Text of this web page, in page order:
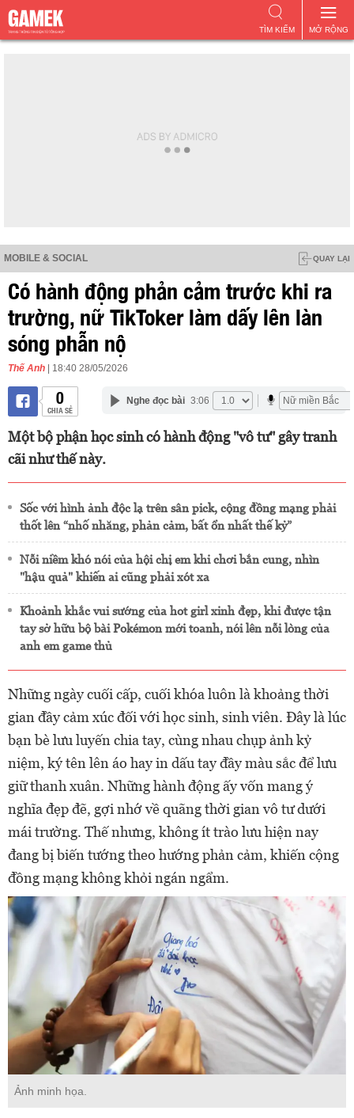
MỞ RỘNG
TÌM KIẾM
MOBILE & SOCIAL QUAY LẠI
Có hành động phản cảm trước khi ra
trường, nữ TikToker làm dấy lên làn
sóng phẫn nộ
Thế Anh | 18:40 28/05/2026
0
CHIA SẺ
Nghe đọc bài 3:06
Một bộ phận học sinh có hành động "vô tư" gây tranh
cãi như thế này.
Sốc với hình ảnh độc lạ trên sân pick, cộng đồng mạng phải
thốt lên “nhố nhăng, phản cảm, bất ổn nhất thế kỷ”
Nỗi niềm khó nói của hội chị em khi chơi bắn cung, nhìn
"hậu quả" khiến ai cũng phải xót xa
Khoảnh khắc vui sướng của hot girl xinh đẹp, khi được tận
tay sở hữu bộ bài Pokémon mới toanh, nói lên nỗi lòng của
anh em game thủ
Những ngày cuối cấp, cuối khóa luôn là khoảng thời
gian đầy cảm xúc đối với học sinh, sinh viên. Đây là lúc
bạn bè lưu luyến chia tay, cùng nhau chụp ảnh kỷ
niệm, ký tên lên áo hay in dấu tay đầy màu sắc để lưu
giữ thanh xuân. Những hành động ấy vốn mang ý
nghĩa đẹp đẽ, gợi nhớ về quãng thời gian vô tư dưới
mái trường. Thế nhưng, không ít trào lưu hiện nay
đang bị biến tướng theo hướng phản cảm, khiến cộng
đồng mạng không khỏi ngán ngẩm.
Ảnh minh họa.